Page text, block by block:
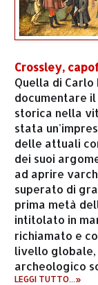
Crossley,
Quella di Carlo
documentare
storica nella
stata
delle attuali
dei suoi
ad aprire
superato di
prima metà
intitolato in
richiamato e
livello globale,
archeologico
LEGGI TUTTO...»